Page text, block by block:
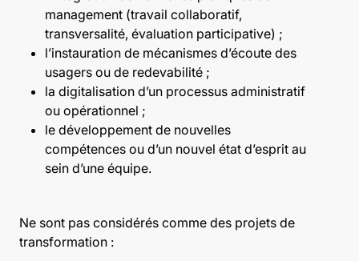
management (travail collaboratif,
transversalité, évaluation participative) ;
l’instauration de mécanismes d’écoute des
usagers ou de redevabilité ;
la digitalisation d’un processus administratif
ou opérationnel ;
le développement de nouvelles
compétences ou d’un nouvel état d’esprit au
sein d’une équipe.
Ne sont pas considérés comme des projets de
transformation :